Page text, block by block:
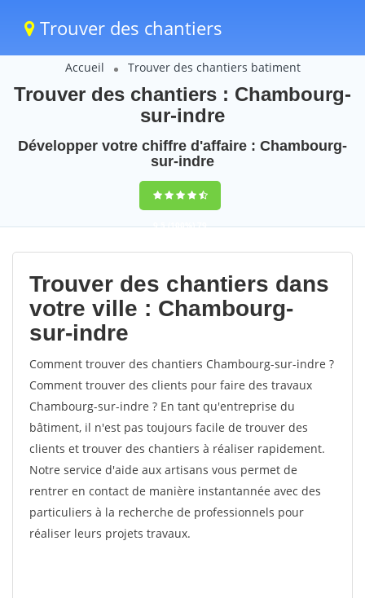
Trouver des chantiers
Accueil Trouver des chantiers batiment
Trouver des chantiers : Chambourg-
sur-indre
Développer votre chiffre d'affaire : Chambourg-
sur-indre
9,5(100%)79
votes
Trouver des chantiers dans
votre ville : Chambourg-
sur-indre
Comment trouver des chantiers Chambourg-sur-indre ?
Comment trouver des clients pour faire des travaux
Chambourg-sur-indre ? En tant qu'entreprise du
bâtiment, il n'est pas toujours facile de trouver des
clients et trouver des chantiers à réaliser rapidement.
Notre service d'aide aux artisans vous permet de
rentrer en contact de manière instantannée avec des
particuliers à la recherche de professionnels pour
réaliser leurs projets travaux.